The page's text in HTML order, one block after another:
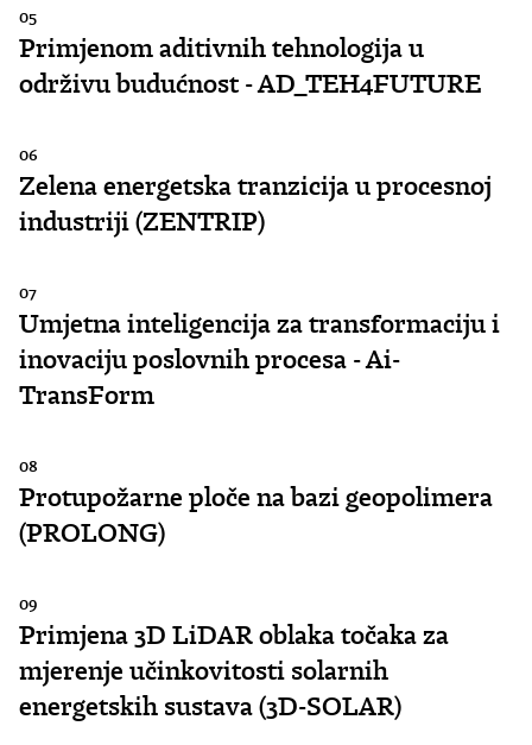
05
Primjenom aditivnih tehnologija u
održivu budućnost - AD_TEH4FUTURE
06
Zelena energetska tranzicija u procesnoj
industriji (ZENTRIP)
07
Umjetna inteligencija za transformaciju i
inovaciju poslovnih procesa - Ai-
TransForm
08
Protupožarne ploče na bazi geopolimera
(PROLONG)
09
Primjena 3D LiDAR oblaka točaka za
mjerenje učinkovitosti solarnih
energetskih sustava (3D-SOLAR)